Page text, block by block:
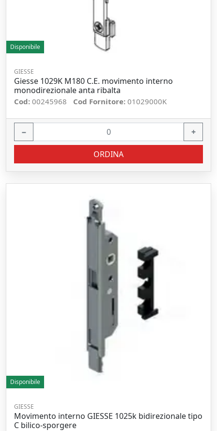
Disponibile
GIESSE
Giesse 1029K M180 C.E. movimento interno
monodirezionale anta ribalta
Cod: 00245968 Cod Fornitore: 01029000K
− +
ORDINA
Disponibile
GIESSE
Movimento interno GIESSE 1025k bidirezionale tipo
C bilico-sporgere